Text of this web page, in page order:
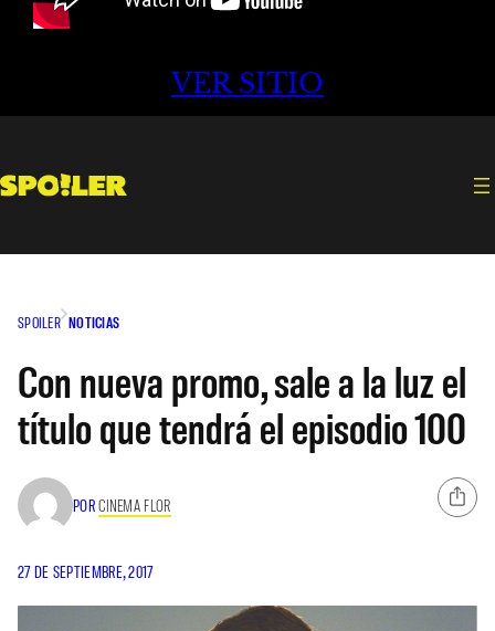
VER SITIO
SPOILER NOTICIAS
Con nueva promo, sale a la luz el
título que tendrá el episodio 100
PORCINEMA FLOR
27 DE SEPTIEMBRE, 2017